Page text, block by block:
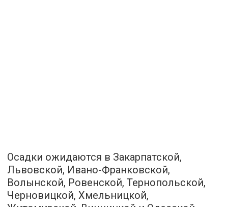
Осадки ожидаются в Закарпатской,
Львовской, Ивано-Франковской,
Волынской, Ровенской, Тернопольской,
Черновицкой, Хмельницкой,